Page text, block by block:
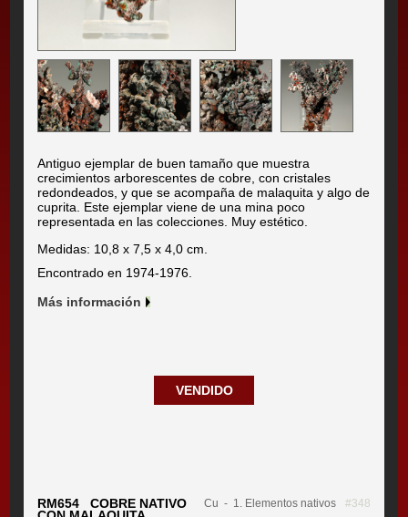
Antiguo ejemplar de buen tamaño que muestra
crecimientos arborescentes de cobre, con cristales
redondeados, y que se acompaña de malaquita y algo de
cuprita. Este ejemplar viene de una mina poco
representada en las colecciones. Muy estético.
Medidas: 10,8 x 7,5 x 4,0 cm.
Encontrado en 1974-1976.
Más información
VENDIDO
RM654 COBRE NATIVO
Cu - 1. Elementos nativos #348